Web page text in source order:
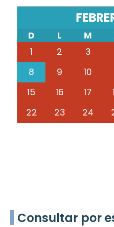
D L M
1
2 3
8
9 10
15
16 17
22
23 24
Consultar por